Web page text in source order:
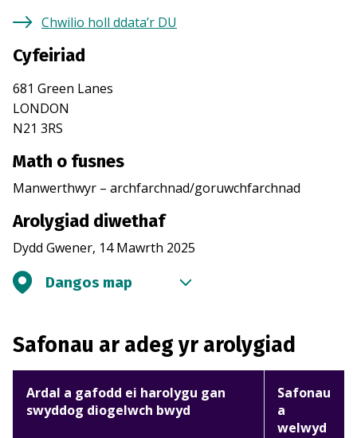
Chwilio holl ddata’r DU
Cyfeiriad
681 Green Lanes
LONDON
N21 3RS
Math o fusnes
Manwerthwyr – archfarchnad/goruwchfarchnad
Arolygiad diwethaf
Dydd Gwener, 14 Mawrth 2025
Dangos map
Safonau ar adeg yr arolygiad
Ardal a gafodd ei harolygu gan
swyddog diogelwch bwyd
Safonau
a
welwyd